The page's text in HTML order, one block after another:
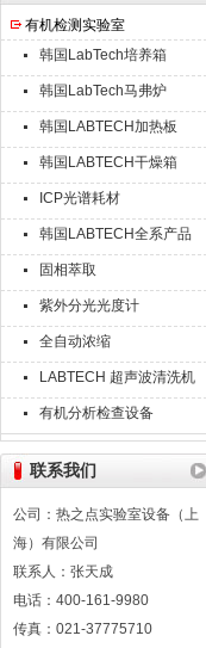
有机检测实验室
韩国LabTech培养箱
韩国LabTech马弗炉
韩国LABTECH加热板
韩国LABTECH干燥箱
ICP光谱耗材
韩国LABTECH全系产品
固相萃取
紫外分光光度计
全自动浓缩
LABTECH 超声波清洗机
有机分析检查设备
联系我们
公司：热之点实验室设备（上
海）有限公司
联系人：张天成
电话：400-161-9980
传真：021-37775710